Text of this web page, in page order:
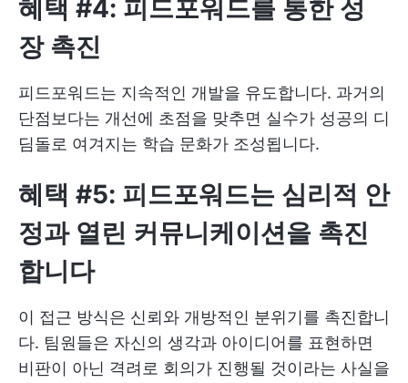
혜택 #4: 피드포워드를 통한 성
장 촉진
피드포워드는 지속적인 개발을 유도합니다. 과거의
단점보다는 개선에 초점을 맞추면 실수가 성공의 디
딤돌로 여겨지는 학습 문화가 조성됩니다.
혜택 #5: 피드포워드는 심리적 안
정과 열린 커뮤니케이션을 촉진
합니다
이 접근 방식은 신뢰와 개방적인 분위기를 촉진합니
다. 팀원들은 자신의 생각과 아이디어를 표현하면
비판이 아닌 격려로 회의가 진행될 것이라는 사실을